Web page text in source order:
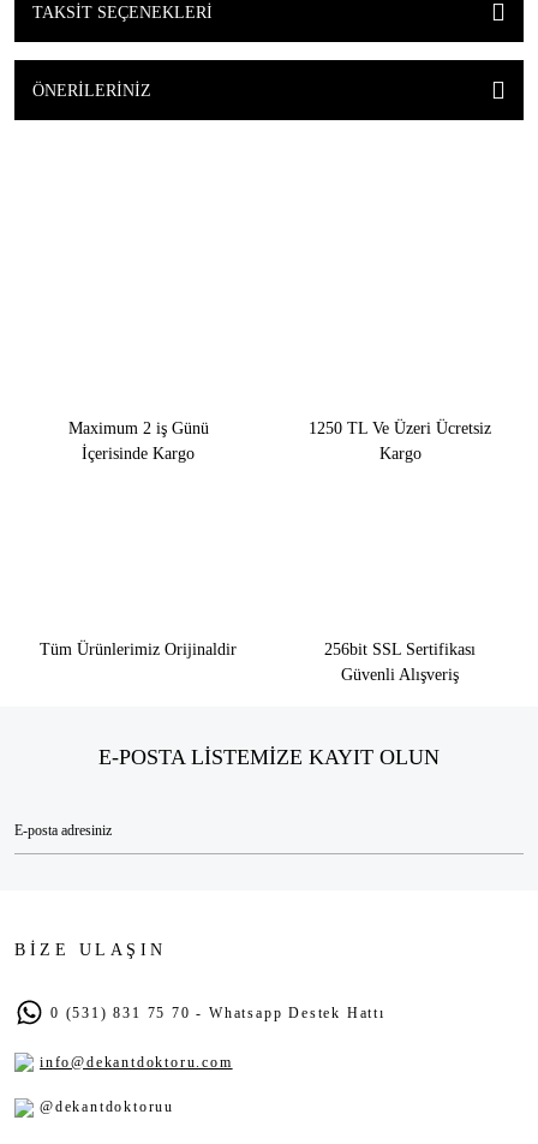
TAKSIT SEÇENEKLERI
ÖNERILERINIZ
Maximum 2 iş Günü
İçerisinde Kargo
1250 TL Ve Üzeri Ücretsiz
Kargo
Tüm Ürünlerimiz Orijinaldir
256bit SSL Sertifikası
Güvenli Alışveriş
E-POSTA LİSTEMİZE KAYIT OLUN
BİZE ULAŞIN
0 (531) 831 75 70 - Whatsapp Destek Hattı
info@dekantdoktoru.com
@dekantdoktoruu